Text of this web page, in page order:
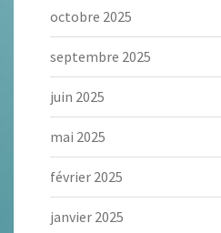
octobre 2025
septembre 2025
juin 2025
mai 2025
février 2025
janvier 2025